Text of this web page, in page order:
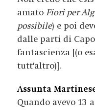
amato Fiori per
possibile) e poi
dalle parti di
fantascienza [(o
tutt'altro)].
Assunta
Quando avevo 13